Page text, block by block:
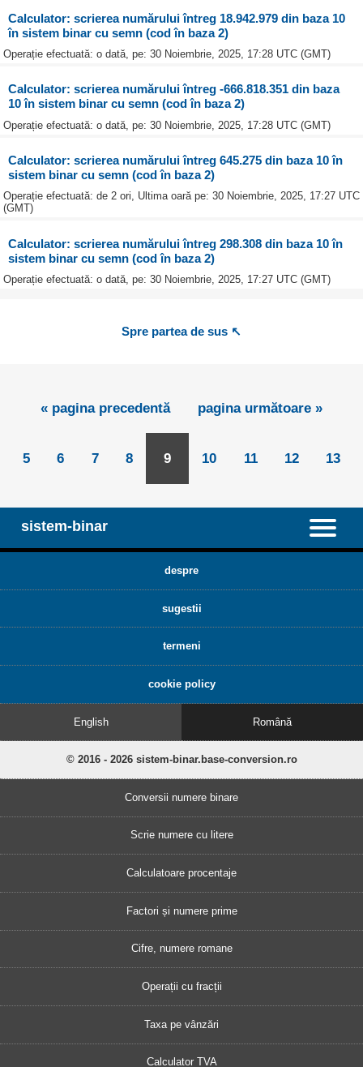
Calculator: scrierea numărului întreg 18.942.979 din baza 10
în sistem binar cu semn (cod în baza 2)
Operație efectuată: o dată, pe: 30 Noiembrie, 2025, 17:28 UTC (GMT)
Calculator: scrierea numărului întreg -666.818.351 din baza
10 în sistem binar cu semn (cod în baza 2)
Operație efectuată: o dată, pe: 30 Noiembrie, 2025, 17:28 UTC (GMT)
Calculator: scrierea numărului întreg 645.275 din baza 10 în
sistem binar cu semn (cod în baza 2)
Operație efectuată: de 2 ori, Ultima oară pe: 30 Noiembrie, 2025, 17:27 UTC
(GMT)
Calculator: scrierea numărului întreg 298.308 din baza 10 în
sistem binar cu semn (cod în baza 2)
Operație efectuată: o dată, pe: 30 Noiembrie, 2025, 17:27 UTC (GMT)
Spre partea de sus ↖
« pagina precedentă pagina următoare »
5 6 7 8 9 10 11 12 13
sistem-binar
despre
sugestii
termeni
cookie policy
English Română
© 2016 - 2026 sistem-binar.base-conversion.ro
Conversii numere binare
Scrie numere cu litere
Calculatoare procentaje
Factori și numere prime
Cifre, numere romane
Operații cu fracții
Taxa pe vânzări
Calculator TVA